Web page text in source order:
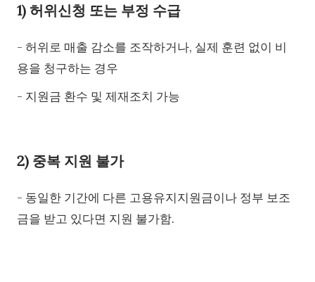
1) 허위신청 또는 부정 수급
- 허위로 매출 감소를 조작하거나, 실제 훈련 없이 비
용을 청구하는 경우
- 지원금 환수 및 제재조치 가능
2) 중복 지원 불가
- 동일한 기간에 다른 고용유지지원금이나 정부 보조
금을 받고 있다면 지원 불가함.